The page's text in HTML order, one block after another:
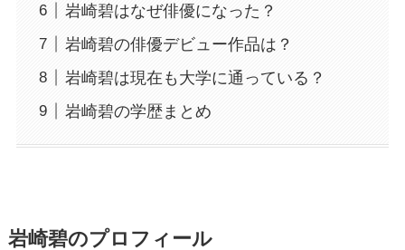
岩崎碧はなぜ俳優になった？
岩崎碧の俳優デビュー作品は？
岩崎碧は現在も大学に通っている？
岩崎碧の学歴まとめ
岩崎碧のプロフィール